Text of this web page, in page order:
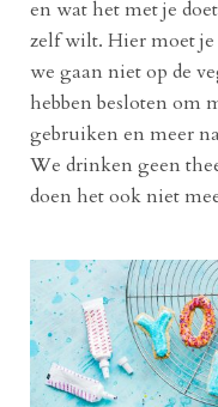
en wat het met je
zelf wilt. Hier moet je
we gaan niet op de
hebben besloten om
gebruiken en meer
We drinken geen
doen het ook niet